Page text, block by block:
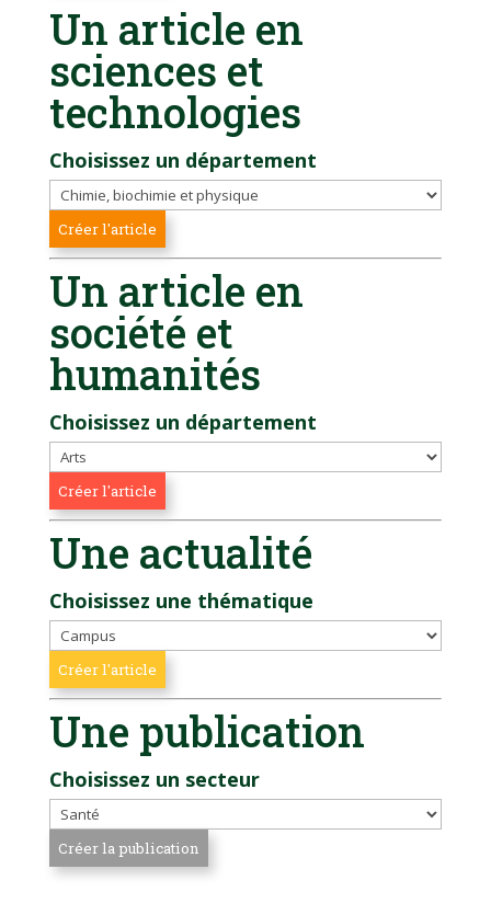
Un article en
sciences et
technologies
Choisissez un département
Un article en
société et
humanités
Choisissez un département
Une actualité
Choisissez une thématique
Une publication
Choisissez un secteur